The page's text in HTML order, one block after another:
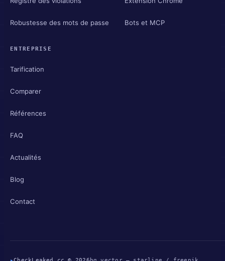
Robustesse des mots de passe Bots et MCP
ENTREPRISE
Tarification
Comparer
Références
FAQ
Actualités
Blog
Contact